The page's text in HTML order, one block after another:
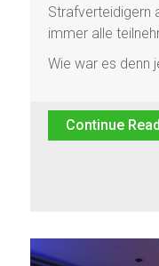
Strafverteidigern
immer alle
Wie war es denn
Continue